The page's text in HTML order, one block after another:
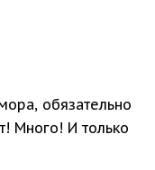
обязательно
Много! И только